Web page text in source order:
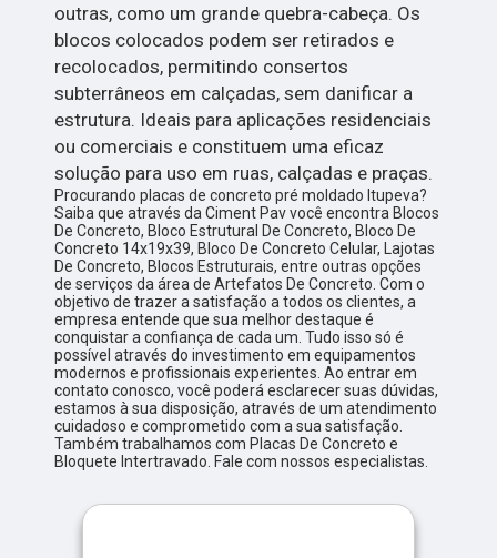
outras, como um grande quebra-cabeça. Os
blocos colocados podem ser retirados e
recolocados, permitindo consertos
subterrâneos em calçadas, sem danificar a
estrutura. Ideais para aplicações residenciais
ou comerciais e constituem uma eficaz
solução para uso em ruas, calçadas e praças.
Procurando placas de concreto pré moldado Itupeva?
Saiba que através da Ciment Pav você encontra Blocos
De Concreto, Bloco Estrutural De Concreto, Bloco De
Concreto 14x19x39, Bloco De Concreto Celular, Lajotas
De Concreto, Blocos Estruturais, entre outras opções
de serviços da área de Artefatos De Concreto. Com o
objetivo de trazer a satisfação a todos os clientes, a
empresa entende que sua melhor destaque é
conquistar a confiança de cada um. Tudo isso só é
possível através do investimento em equipamentos
modernos e profissionais experientes. Ao entrar em
contato conosco, você poderá esclarecer suas dúvidas,
estamos à sua disposição, através de um atendimento
cuidadoso e comprometido com a sua satisfação.
Também trabalhamos com Placas De Concreto e
Bloquete Intertravado. Fale com nossos especialistas.